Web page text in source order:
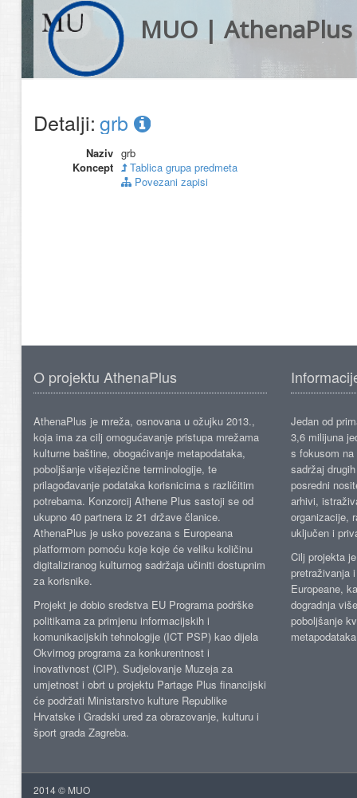
MUO | AthenaPlus
Detalji:grb
Naziv grb
Koncept
Tablica grupa predmeta
Povezani zapisi
O projektu AthenaPlus
AthenaPlus je mreža, osnovana u ožujku 2013.,
koja ima za cilj omogućavanje pristupa mrežama
kulturne baštine, obogaćivanje metapodataka,
poboljšanje višejezične terminologije, te
prilagođavanje podataka korisnicima s različitim
potrebama. Konzorcij Athene Plus sastoji se od
ukupno 40 partnera iz 21 države članice.
AthenaPlus je usko povezana s Europeana
platformom pomoću koje koje će veliku količinu
digitaliziranog kulturnog sadržaja učiniti dostupnim
za korisnike.
Projekt je dobio sredstva EU Programa podrške
politikama za primjenu informacijskih i
komunikacijskih tehnologije (ICT PSP) kao dijela
Okvirnog programa za konkurentnost i
inovativnost (CIP). Sudjelovanje Muzeja za
umjetnost i obrt u projektu Partage Plus financijski
će podržati Ministarstvo kulture Republike
Hrvatske i Gradski ured za obrazovanje, kulturu i
šport grada Zagreba.
Jedan od
3,6 milijuna
s fokusom
sadržaj
posredni
arhivi,
organizacije,
uključen i
Cilj projekta
pretraživanja
Europeane,
dogradnja
poboljšanje
2014 © MUO